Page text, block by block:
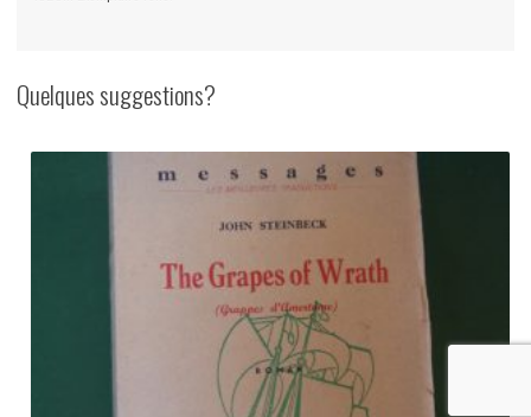
Quelques suggestions?